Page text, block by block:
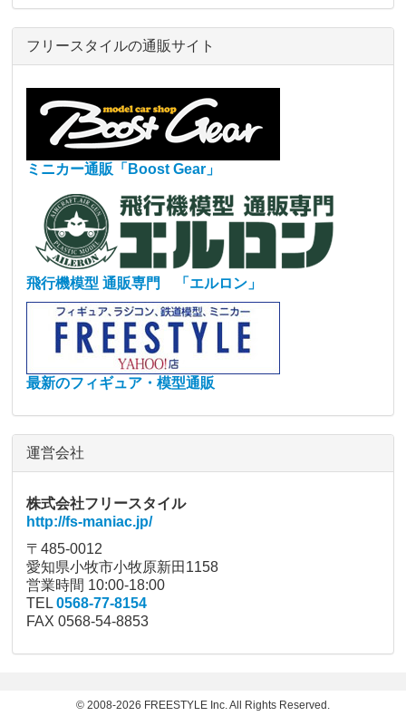
フリースタイルの通販サイト
ミニカー通販「Boost Gear」
飛行機模型 通販専門 「エルロン」
最新のフィギュア・模型通販
運営会社
株式会社フリースタイル
http://fs-maniac.jp/
〒485-0012
愛知県小牧市小牧原新田1158
営業時間 10:00-18:00
TEL0568-77-8154
FAX 0568-54-8853
© 2008-2026 FREESTYLE Inc. All Rights Reserved.